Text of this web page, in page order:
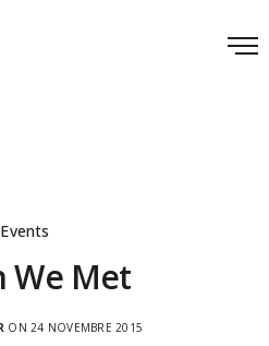
Events
We Met
ON 24 NOVEMBRE 2015